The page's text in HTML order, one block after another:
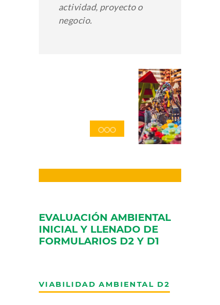
actividad, proyecto o
negocio.
EVALUACIÓN AMBIENTAL
INICIAL Y LLENADO DE
FORMULARIOS D2 Y D1
VIABILIDAD AMBIENTAL D2